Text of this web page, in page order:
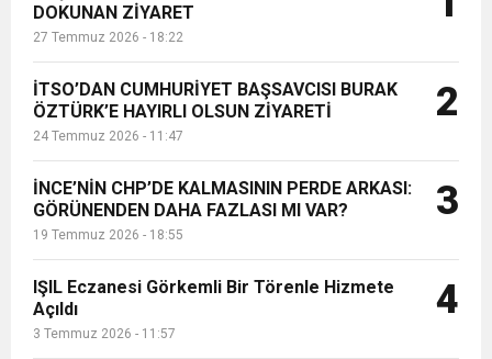
ve Onur Nişanesidir
6:19 HBB BAŞKANI ÖNTÜRK’ÜN
CUMHURİYET BAYRAMI MESAJI
17:36 KURUMLAR VERGİSİ ERTELENDİ
1:00 İTSO İŞ-KUR SGK TOPLANTI
21:40 CEYLANDERE’DE BAŞKAN EMRAH
18:22
DOKUNAN ZİYARET
27 Temmuz 2026 - 18:22
İTSO’DAN CUMHURİYET BAŞSAVCISI BURAK
ÖZTÜRK’E HAYIRLI OLSUN ZİYARETİ
24 Temmuz 2026 - 11:47
2
İNCE’NİN CHP’DE KALMASININ PERDE ARKASI:
GÖRÜNENDEN DAHA FAZLASI MI VAR?
19 Temmuz 2026 - 18:55
3
IŞIL Eczanesi Görkemli Bir Törenle Hizmete
Açıldı
3 Temmuz 2026 - 11:57
4